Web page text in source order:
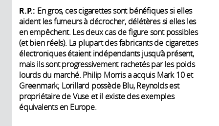
R.P.: En gros, ces cigarettes sont bénéfiques si elles
aident les fumeurs à décrocher, délétères si elles les
en empêchent. Les deux cas de figure sont possibles
(et bien réels). La plupart des fabricants de cigarettes
électroniques étaient indépendants jusqu’à présent,
mais ils sont progressivement rachetés par les poids
lourds du marché. Philip Morris a acquis Mark 10 et
Greenmark; Lorillard possède Blu, Reynolds est
propriétaire de Vuse et il existe des exemples
équivalents en Europe.